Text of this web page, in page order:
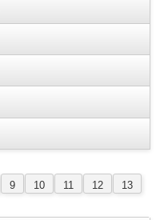
9 10 11 12
13